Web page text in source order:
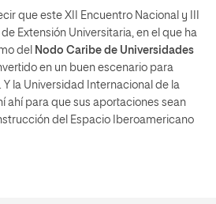
que este XII Encuentro Nacional y III
Extensión Universitaria, en el que ha
del Nodo Caribe de Universidades
en un buen escenario para
la Universidad Internacional de la
ahí para que sus aportaciones sean
del Espacio Iberoamericano